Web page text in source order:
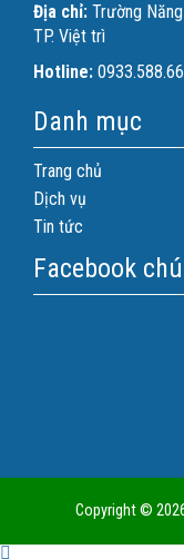
Địa chỉ: Trường
TP. Việt trì
Hotline:
Danh mục
Trang chủ
Dịch vụ
Tin tức
Facebook
Copyright ©